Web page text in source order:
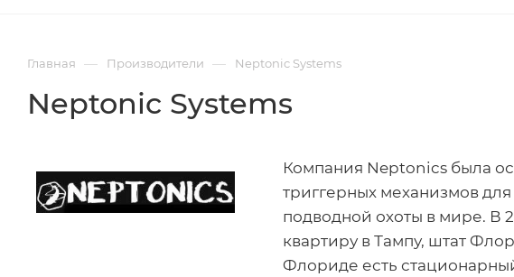
Главная — Производители — Neptonic Systems
Neptonic Systems
Компания Neptonics была
триггерных механизмов
подводной охоты в мире. В
квартиру в Тампу, штат
Флориде есть